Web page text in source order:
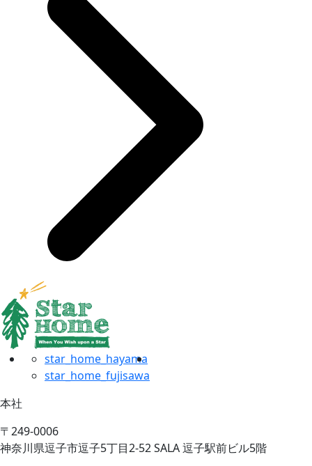
star_home_hayama
star_home_fujisawa
本社
〒249-0006
神奈川県逗子市逗子5丁目2-52 SALA 逗子駅前ビル5階